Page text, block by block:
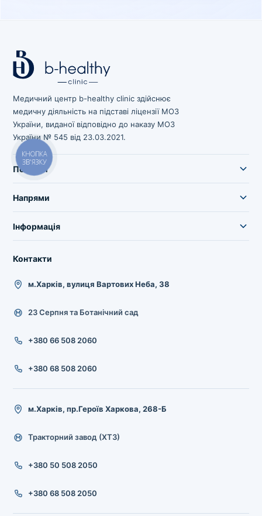
Медичний центр b-healthy clinic здійснює
медичну діяльність на підставі ліцензії МОЗ
України, виданої відповідно до наказу МОЗ
України № 545 від 23.03.2021.
Послуги
Напрями
Інформація
Контакти
м.Харків, вулиця Вартових Неба, 38
23 Серпня та Ботанічний сад
+380 66 508 2060
+380 68 508 2060
м.Харків, пр.Героїв Харкова, 268-Б
Тракторний завод (ХТЗ)
+380 50 508 2050
+380 68 508 2050
КНОПКА
ЗВ'ЯЗКУ